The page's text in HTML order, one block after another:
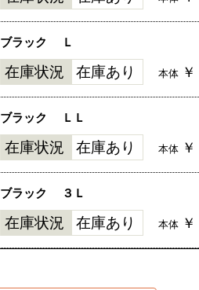
ブラック Ｌ
在庫状況 在庫あり 本体 ￥
ブラック ＬＬ
在庫状況 在庫あり 本体 ￥
ブラック ３Ｌ
在庫状況 在庫あり 本体 ￥